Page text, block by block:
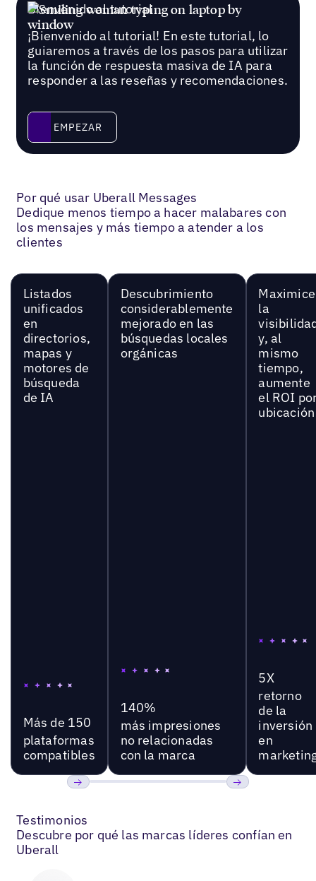
Bienvenido al tutorial
¡Bienvenido al tutorial! En este tutorial, lo
guiaremos a través de los pasos para utilizar
la función de respuesta masiva de IA para
responder a las reseñas y recomendaciones.
EmpezarEMPEZAR
Por qué usar Uberall Messages
Dedique menos tiempo a hacer malabares con
los mensajes y más tiempo a atender a los
clientes
Listados
unificados
en
directorios,
mapas y
motores de
búsqueda
de IA
Más de 150
plataformas
compatibles
Descubrimiento
considerablemente
mejorado en las
búsquedas locales
orgánicas
140%
más impresiones
no relacionadas
con la marca
Maximice
la
y, al
mismo
tiempo,
aumente
el ROI
ubicación
5X
retorno
de la
inversión
en
Testimonios
Descubre por qué las marcas líderes confían en
Uberall